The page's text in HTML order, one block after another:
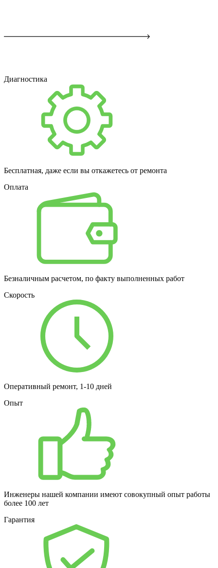
Диагностика
Бесплатная, даже если вы откажетесь от ремонта
Оплата
Безналичным расчетом, по факту выполненных работ
Скорость
Оперативный ремонт, 1-10 дней
Опыт
Инженеры нашей компании имеют совокупный опыт работы
более 100 лет
Гарантия